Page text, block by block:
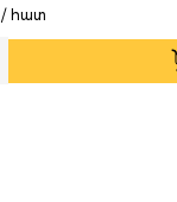
/ հատ